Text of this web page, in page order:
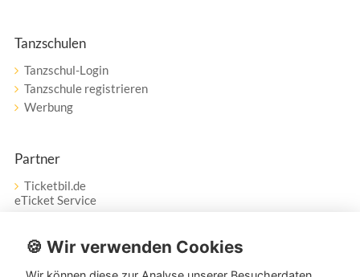
Tanzschulen
Tanzschul-Login
Tanzschule registrieren
Werbung
Partner
Ticketbil.de
eTicket Service
Vertrag widerrufen
🍪 Wir verwenden Cookies